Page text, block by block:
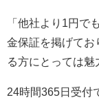
「他社より1円で
金保証を掲げてお
る方にとっては魅
24時間365日受付